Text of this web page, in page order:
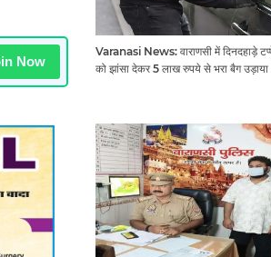
Now
Varanasi News: वाराणसी में दिनदहाड़े
को झांसा देकर 5 लाख रुपये से भरा बैग उड़ाया